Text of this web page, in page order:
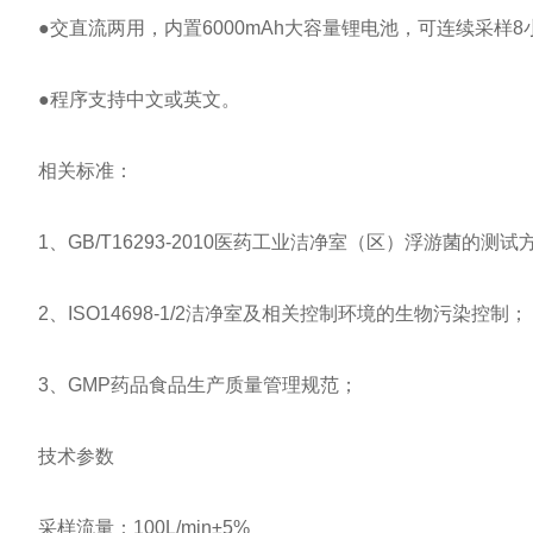
●交直流两用，内置6000mAh大容量锂电池，可连续采样8
●程序支持中文或英文。
相关标准：
1、GB/T16293-2010医药工业洁净室（区）浮游菌的测试方
2、ISO14698-1/2洁净室及相关控制环境的生物污染控制；
3、GMP药品食品生产质量管理规范；
技术参数
采样流量：100L/min±5%